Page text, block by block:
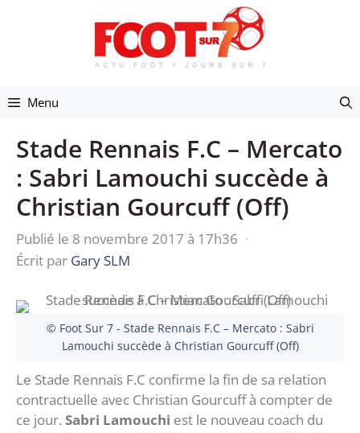
Menu
Stade Rennais F.C – Mercato
: Sabri Lamouchi succède à
Christian Gourcuff (Off)
Publié le 8 novembre 2017 à 17h36 ·
Écrit par Gary SLM
© Foot Sur 7 - Stade Rennais F.C – Mercato : Sabri
Lamouchi succède à Christian Gourcuff (Off)
Le Stade Rennais F.C confirme la fin de sa relation
contractuelle avec Christian Gourcuff à compter de
ce jour. Sabri Lamouchi est le nouveau coach du